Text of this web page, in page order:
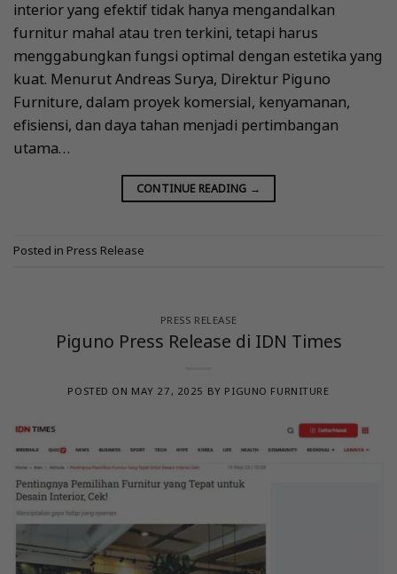
interior yang efektif tidak hanya mengandalkan
furnitur mahal atau tren terkini, tetapi harus
menggabungkan fungsi optimal dengan estetika yang
kuat. Menurut Andreas Surya, Direktur Piguno
Furniture, dalam proyek komersial, kenyamanan,
efisiensi, dan daya tahan menjadi pertimbangan
utama…
CONTINUE READING →
Posted in Press Release
PRESS RELEASE
Piguno Press Release di IDN Times
POSTED ON MAY 27, 2025 BY PIGUNO FURNITURE